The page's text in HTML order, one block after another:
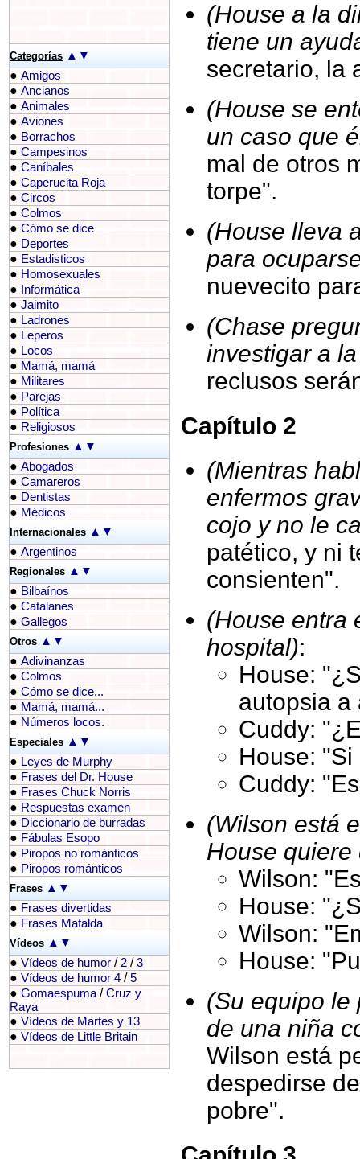
Categorías ▲ ▼
● Amigos
● Ancianos
● Animales
● Aviones
● Borrachos
● Campesinos
● Caníbales
● Caperucita Roja
● Circos
● Colmos
● Cómo se dice
● Deportes
● Estadisticos
● Homosexuales
● Informática
● Jaimito
● Ladrones
● Leperos
● Locos
● Mamá, mamá
● Militares
● Parejas
● Política
● Religiosos
Profesiones ▲ ▼
● Abogados
● Camareros
● Dentistas
● Médicos
Internacionales ▲ ▼
● Argentinos
Regionales ▲ ▼
● Bilbaínos
● Catalanes
● Gallegos
Otros ▲ ▼
● Adivinanzas
● Colmos
● Cómo se dice...
● Mamá, mamá...
● Números locos.
Especiales ▲ ▼
● Leyes de Murphy
● Frases del Dr. House
● Frases Chuck Norris
● Respuestas examen
● Diccionario de burradas
● Fábulas Esopo
● Piropos no románticos
● Piropos románticos
Frases ▲ ▼
● Frases divertidas
● Frases Mafalda
Vídeos ▲ ▼
● Vídeos de humor / 2 /3
● Vídeos de humor 4 /5
● Gomaespuma /Cruz y
Raya
● Vídeos de Martes y 13
● Vídeos de Little Britain
(House a la
tiene un
secretario, la
(House se
un caso que
mal de otros
torpe".
(House lleva
para
nuevecito
(Chase
investigar a
reclusos
Capítulo 2
(Mientras
enfermos
cojo y no le
patético, y ni
consienten".
(House entra
hospital):
House:
autopsia a
Cuddy:
House:
Cuddy:
(Wilson está
House quiere
Wilson:
House:
Wilson:
House:
(Su equipo le
de una niña
Wilson está
despedirse
pobre".